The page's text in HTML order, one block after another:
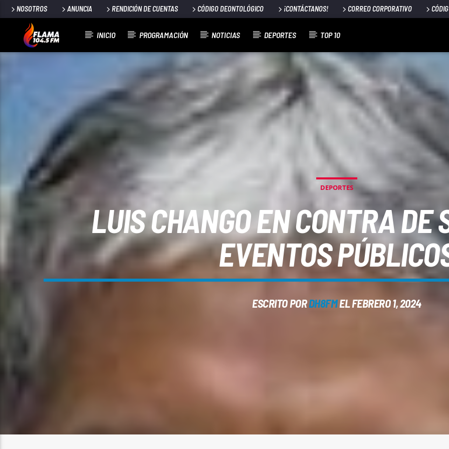
NOSOTROS ANUNCIA RENDICIÓN DE CUENTAS CÓDIGO DEONTOLÓGICO ¡CONTÁCTANOS! CORREO CORPORATIVO
INICIO PROGRAMACIÓN NOTICIAS DEPORTES TOP 10
DEPORTES
LUIS CHANGO EN CONTRA DE
EVENTOS
ESCRITO PORDH8FMEL FEBRERO 1, 2024